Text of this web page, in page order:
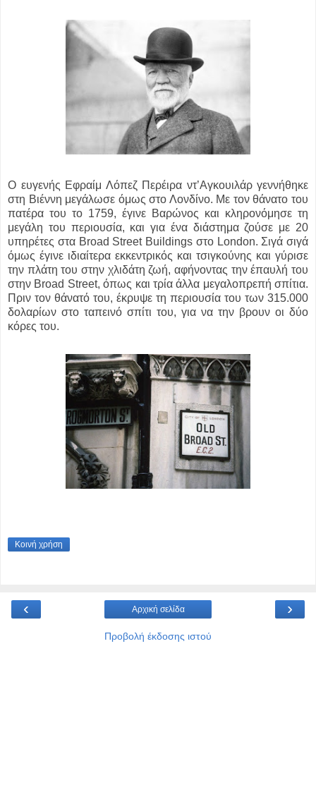
Ο ευγενής Εφραίμ Λόπεζ Περέιρα ντ’Αγκουιλάρ γεννήθηκε
στη Βιέννη μεγάλωσε όμως στο Λονδίνο. Με τον θάνατο του
πατέρα του το 1759, έγινε Βαρώνος και κληρονόμησε τη
μεγάλη του περιουσία, και για ένα διάστημα ζούσε με 20
υπηρέτες στα Broad Street Buildings στο London. Σιγά σιγά
όμως έγινε ιδιαίτερα εκκεντρικός και τσιγκούνης και γύρισε
την πλάτη του στην χλιδάτη ζωή, αφήνοντας την έπαυλή του
στην Broad Street, όπως και τρία άλλα μεγαλοπρεπή σπίτια.
Πριν τον θάνατό του, έκρυψε τη περιουσία του των 315.000
δολαρίων στο ταπεινό σπίτι του, για να την βρουν οι δύο
κόρες του.
Κοινή χρήση
‹ ›
Αρχική σελίδα
Προβολή έκδοσης ιστού